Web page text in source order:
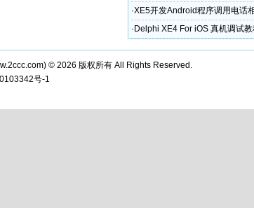
·XE5开发Android程序调用电话
和电话)
· Delphi XE4 For iOS 真机调试教
) © 2026 版权所有 All Rights Reserved.
号-1